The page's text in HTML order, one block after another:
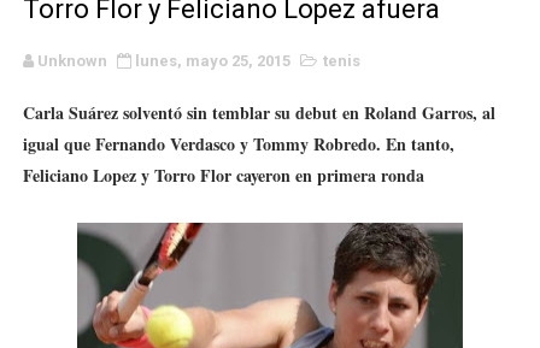
Máxima celebración en el último Impact! con Jason
Raquel Rodriguez es la nueva monarca
Athletes Unlimited Softball League 2026 - Las Utah
Torro Flor y Feliciano Lopez afuera
Unknown lunes, mayo 25, 2015 tenis
Carla Suárez solventó sin temblar su debut en Roland Garros, al
igual que Fernando Verdasco y Tommy Robredo. En tanto,
Feliciano Lopez y Torro Flor cayeron en primera ronda